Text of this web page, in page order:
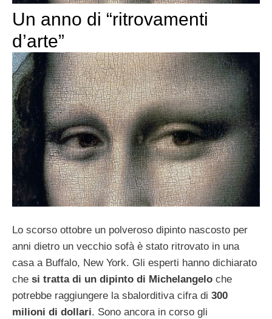
Un anno di “ritrovamenti
d’arte”
Lo scorso ottobre un polveroso dipinto nascosto per
anni dietro un vecchio sofà è stato ritrovato in una
casa a Buffalo, New York. Gli esperti hanno dichiarato
che si tratta di un dipinto di Michelangelo che
potrebbe raggiungere la sbalorditiva cifra di 300
milioni di dollari. Sono ancora in corso gli